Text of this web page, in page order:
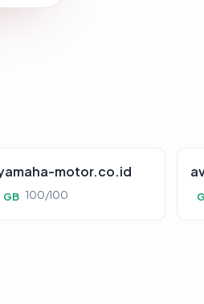
motor.co.id
GB 100/100